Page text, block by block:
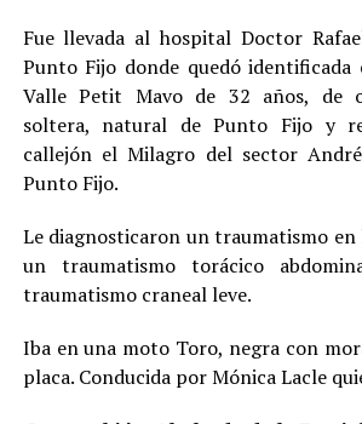
Fue llevada al hospital Doctor
Punto Fijo donde quedó identificada
Valle Petit Mavo de 32 años, de
soltera, natural de Punto Fijo y
callejón el Milagro del sector
Punto Fijo.
Le diagnosticaron un traumatismo en
un traumatismo torácico
traumatismo craneal leve.
Iba en una moto Toro, negra con
placa. Conducida por Mónica Lacle